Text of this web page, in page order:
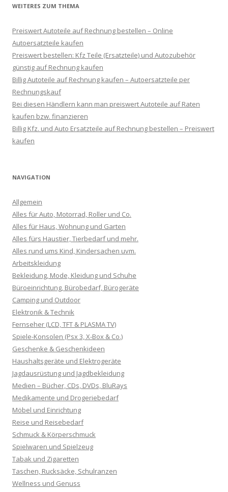
WEITERES ZUM THEMA
Preiswert Autoteile auf Rechnung bestellen – Online
Autoersatzteile kaufen
Preiswert bestellen: Kfz Teile (Ersatzteile) und Autozubehör
günstig auf Rechnung kaufen
Billig Autoteile auf Rechnung kaufen – Autoersatzteile per
Rechnungskauf
Bei diesen Händlern kann man preiswert Autoteile auf Raten
kaufen bzw. finanzieren
Billig Kfz. und Auto Ersatzteile auf Rechnung bestellen – Preiswert
kaufen
NAVIGATION
Allgemein
Alles für Auto, Motorrad, Roller und Co.
Alles für Haus, Wohnung und Garten
Alles fürs Haustier, Tierbedarf und mehr.
Alles rund ums Kind, Kindersachen uvm.
Arbeitskleidung
Bekleidung, Mode, Kleidung und Schuhe
Büroeinrichtung, Bürobedarf, Bürogeräte
Camping und Outdoor
Elektronik & Technik
Fernseher (LCD, TFT & PLASMA TV)
Spiele-Konsolen (Psx 3, X-Box & Co.)
Geschenke & Geschenkideen
Haushaltsgeräte und Elektrogeräte
Jagdausrüstung und Jagdbekleidung
Medien – Bücher, CDs, DVDs, BluRays
Medikamente und Drogeriebedarf
Möbel und Einrichtung
Reise und Reisebedarf
Schmuck & Körperschmuck
Spielwaren und Spielzeug
Tabak und Zigaretten
Taschen, Rucksäcke, Schulranzen
Wellness und Genuss